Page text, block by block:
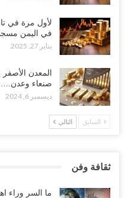
لأول مرة في
في اليمن
يناير 27, 2025
المعدن الأصفر
صنعاء
ديسمبر 6, 2024
السابق التالي
ثقافة وفن